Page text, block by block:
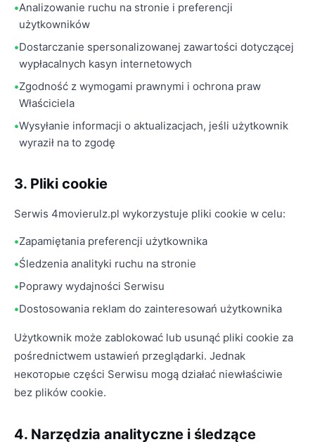
Analizowanie ruchu na stronie i preferencji
użytkowników
Dostarczanie spersonalizowanej zawartości dotyczącej
wypłacalnych kasyn internetowych
Zgodność z wymogami prawnymi i ochrona praw
Właściciela
Wysyłanie informacji o aktualizacjach, jeśli użytkownik
wyraził na to zgodę
3. Pliki cookie
Serwis 4movierulz.pl wykorzystuje pliki cookie w celu:
Zapamiętania preferencji użytkownika
Śledzenia analityki ruchu na stronie
Poprawy wydajności Serwisu
Dostosowania reklam do zainteresowań użytkownika
Użytkownik może zablokować lub usunąć pliki cookie za
pośrednictwem ustawień przeglądarki. Jednak
некоторые części Serwisu mogą działać niewłaściwie
bez plików cookie.
4. Narzędzia analityczne i śledzące